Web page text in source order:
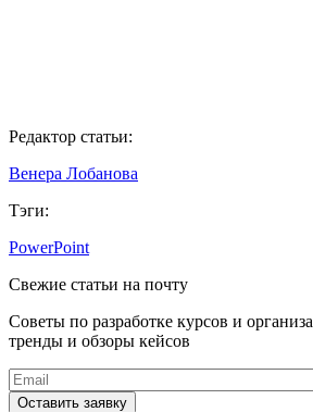
Редактор статьи:
Венера Лобанова
Тэги:
PowerPoint
Свежие статьи на почту
Советы по разработке курсов и
тренды и обзоры кейсов